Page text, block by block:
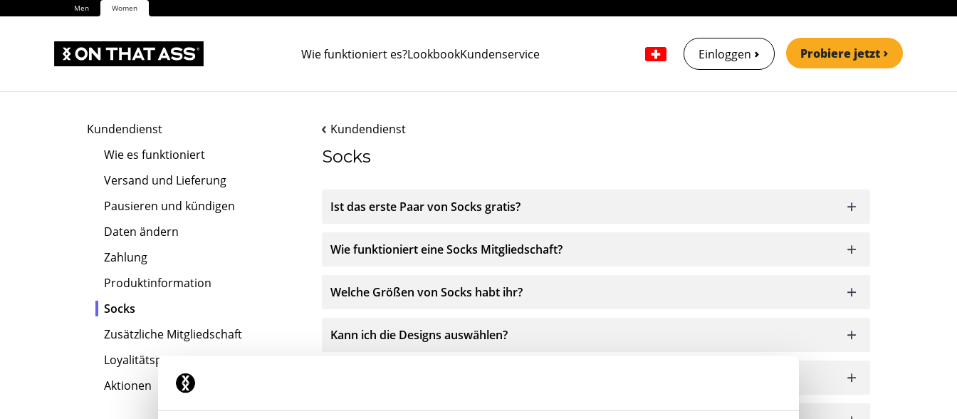
Men Women
Wie funktioniert es?LookbookKundenservice Einloggen Probiere jetzt
Kundendienst
Wie es funktioniert
Versand und Lieferung
Pausieren und kündigen
Daten ändern
Zahlung
Produktinformation
Socks
Zusätzliche Mitgliedschaft
Loyalitätsprogramm
Aktionen
Kundendienst
Socks
Ist das erste Paar von Socks gratis?
Wie funktioniert eine Socks Mitgliedschaft?
Welche Größen von Socks habt ihr?
Kann ich die Designs auswählen?